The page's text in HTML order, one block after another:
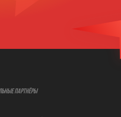
ПАРТНЁРЫ